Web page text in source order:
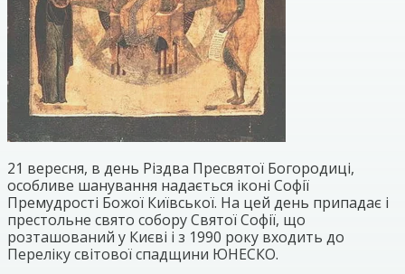
21 вересня, в день Різдва Пресвятої Богородиці,
особливе шанування надається іконі Софії
Премудрості Божої Київської. На цей день припадає і
престольне свято собору Святої Софії, що
розташований у Києві і з 1990 року входить до
Переліку світової спадщини ЮНЕСКО.